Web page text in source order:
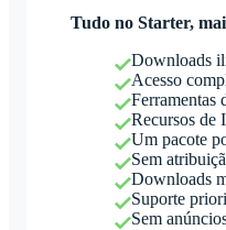
Tudo no Starter,
Downloads
Acesso
Ferramentas
Recursos de
Um pacote
Sem
Downloads
Suporte
Sem